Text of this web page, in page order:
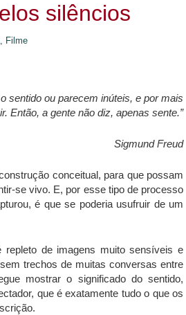
silêncios
Filme
sentido ou parecem inúteis, e por mais
Então, a gente não diz, apenas sente.”
Sigmund Freud
conceitual, para que possam
se vivo. E, por esse tipo de processo
é que se poderia usufruir de um
repleto de imagens muito sensíveis e
trechos de muitas conversas entre
mostrar o significado do sentido,
que é exatamente tudo o que os